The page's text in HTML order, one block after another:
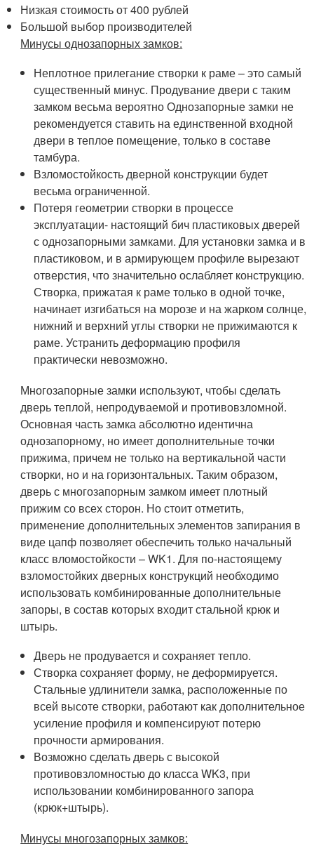
Низкая стоимость от 400 рублей
Большой выбор производителей
Минусы однозапорных замков:
Неплотное прилегание створки к раме – это самый
существенный минус. Продувание двери с таким
замком весьма вероятно Однозапорные замки не
рекомендуется ставить на единственной входной
двери в теплое помещение, только в составе
тамбура.
Взломостойкость дверной конструкции будет
весьма ограниченной.
Потеря геометрии створки в процессе
эксплуатации- настоящий бич пластиковых дверей
с однозапорными замками. Для установки замка и в
пластиковом, и в армирующем профиле вырезают
отверстия, что значительно ослабляет конструкцию.
Створка, прижатая к раме только в одной точке,
начинает изгибаться на морозе и на жарком солнце,
нижний и верхний углы створки не прижимаются к
раме. Устранить деформацию профиля
практически невозможно.
Многозапорные замки используют, чтобы сделать
дверь теплой, непродуваемой и противовзломной.
Основная часть замка абсолютно идентична
однозапорному, но имеет дополнительные точки
прижима, причем не только на вертикальной части
створки, но и на горизонтальных. Таким образом,
дверь с многозапорным замком имеет плотный
прижим со всех сторон. Но стоит отметить,
применение дополнительных элементов запирания в
виде цапф позволяет обеспечить только начальный
класс вломостойкости – WK1. Для по-настоящему
взломостойких дверных конструкций необходимо
использовать комбинированные дополнительные
запоры, в состав которых входит стальной крюк и
штырь.
Дверь не продувается и сохраняет тепло.
Створка сохраняет форму, не деформируется.
Стальные удлинители замка, расположенные по
всей высоте створки, работают как дополнительное
усиление профиля и компенсируют потерю
прочности армирования.
Возможно сделать дверь с высокой
противовзломностью до класса WK3, при
использовании комбинированного запора
(крюк+штырь).
Минусы многозапорных замков: